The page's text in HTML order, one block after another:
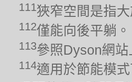
111狹窄空間是指
112僅能向後平躺。
113參照Dyson網
114適用於節能模